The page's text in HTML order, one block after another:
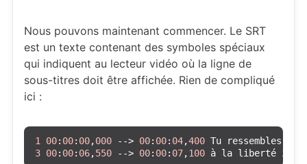
Nous pouvons maintenant commencer. Le SRT
est un texte contenant des symboles spéciaux
qui indiquent au lecteur vidéo où la ligne de
sous-titres doit être affichée. Rien de compliqué
ici :
1 00: 00: 00,000 - -> 00: 00: 04,400 Tu ressembles à
3 00: 00: 06,550 - -> 00: 00: 07,100 à la liberté